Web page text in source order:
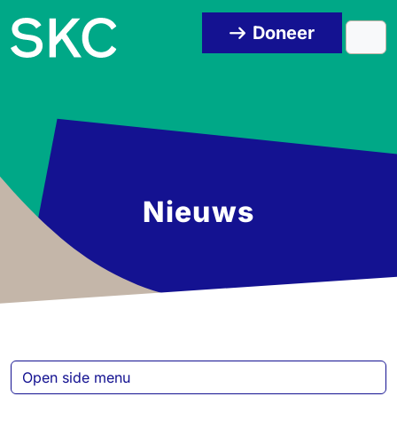
Doneer
Nieuws
Open side menu